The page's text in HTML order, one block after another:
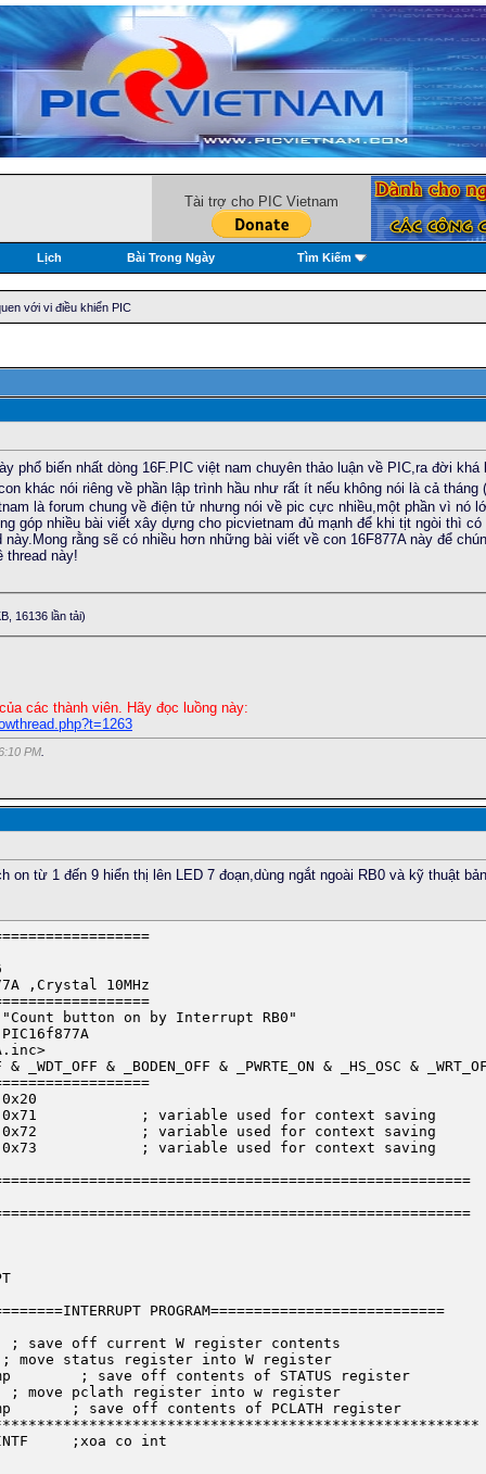
Tài trợ cho PIC Vietnam
Lịch Bài Trong Ngày Tìm Kiếm
với vi điều khiển PIC
phổ biến nhất dòng 16F.PIC việt nam chuyên thảo luận về PIC,ra đời khá
khác nói riêng về phần lập trình hầu như rất ít nếu không nói là cả tháng (
là forum chung về điện tử nhưng nói về pic cực nhiều,một phần vì nó
góp nhiều bài viết xây dựng cho picvietnam đủ mạnh để khi tịt ngòi thì
này.Mong rằng sẽ có nhiều hơn những bài viết về con 16F877A này để
thread này!
16136 lần tải)
các thành viên. Hãy đọc luồng này:
PM
on từ 1 đến 9 hiển thị lên LED 7 đoạn,dùng ngắt ngoài RB0 và kỹ thuật
PROGRAM===========================